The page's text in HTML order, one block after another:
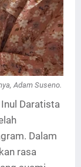
Adam Suseno.
Daratista
Dalam
rasa